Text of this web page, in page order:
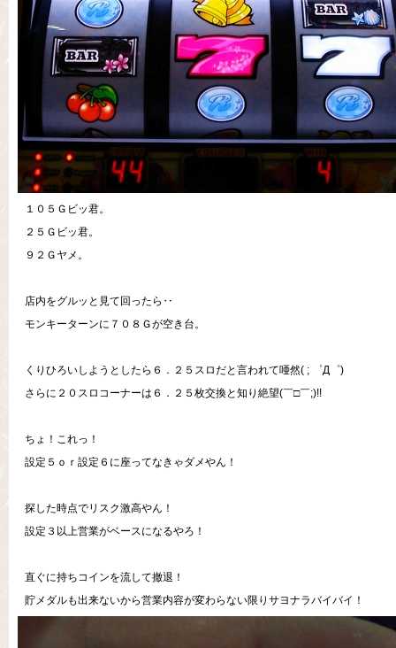
１０５Ｇビッ君。
２５Ｇビッ君。
９２Ｇヤメ。
店内をグルッと見て回ったら‥
モンキーターンに７０８Ｇが空き台。
くりひろいしようとしたら６．２５スロだと言われて唖然( ; ゜Д゜)
さらに２０スロコーナーは６．２５枚交換と知り絶望(￣□￣;)!!
ちょ！これっ！
設定５ｏｒ設定６に座ってなきゃダメやん！
探した時点でリスク激高やん！
設定３以上営業がベースになるやろ！
直ぐに持ちコインを流して撤退！
貯メダルも出来ないから営業内容が変わらない限りサヨナラバイバイ！